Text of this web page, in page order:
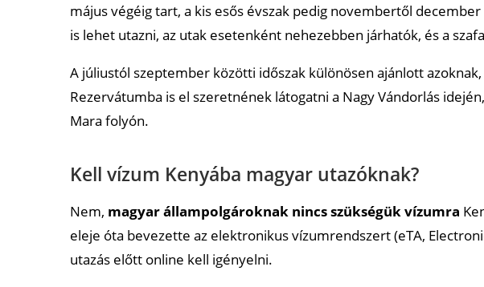
május végéig tart, a kis esős évszak pedig novembertől
is lehet utazni, az utak esetenként nehezebben járhatók, és a
A júliustól szeptember közötti időszak különösen ajánlott
Rezervátumba is el szeretnének látogatni a Nagy Vándorlás
Mara folyón.
Kell vízum Kenyába magyar utazóknak?
Nem, magyar állampolgároknak nincs szükségük vízumra
eleje óta bevezette az elektronikus vízumrendszert (eTA,
utazás előtt online kell igényelni.